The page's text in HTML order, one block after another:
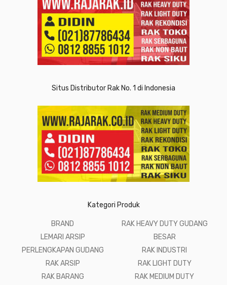
Situs Distributor Rak No. 1 di Indonesia
Kategori Produk
BRAND
LEMARI ARSIP
PERLENGKAPAN GUDANG
RAK ARSIP
RAK BARANG
RAK HEAVY DUTY GUDANG
BESAR
RAK INDUSTRI
RAK LIGHT DUTY
RAK MEDIUM DUTY